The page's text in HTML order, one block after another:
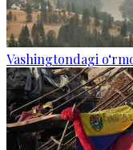
Vashingtondagi